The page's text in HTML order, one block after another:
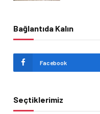
Bağlantıda Kalın
Facebook
Seçtiklerimiz